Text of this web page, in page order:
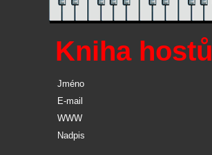
Kniha hostů
Jméno
E-mail
WWW
Nadpis